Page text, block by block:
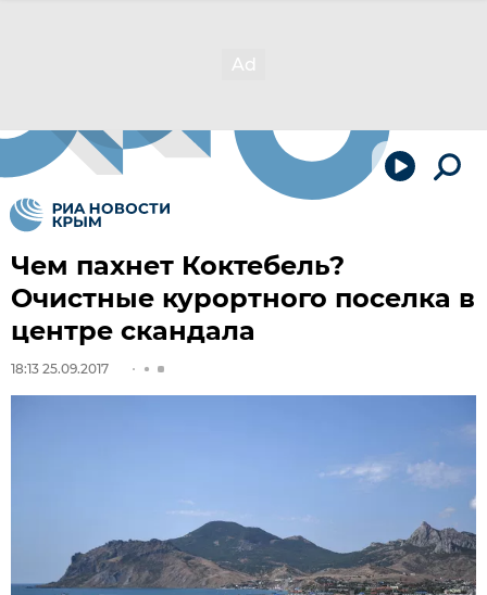
Чем пахнет Коктебель?
Очистные курортного поселка в
центре скандала
18:13 25.09.2017